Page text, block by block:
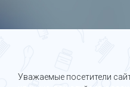
Уважаемые посетители